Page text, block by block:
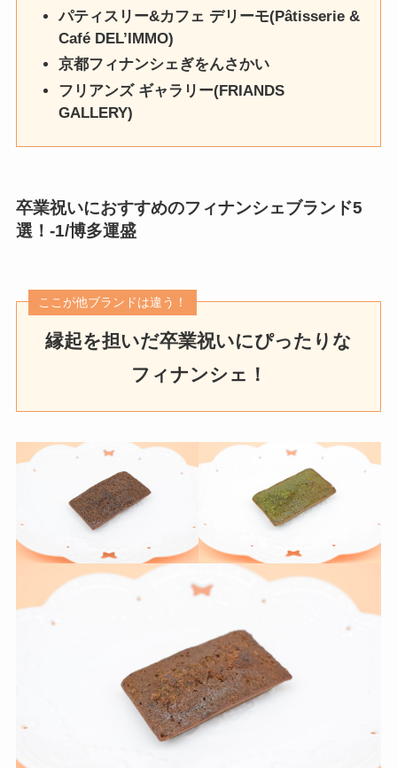
パティスリー&カフェ デリーモ(Pâtisserie &
Café DEL’IMMO)
京都フィナンシェぎをんさかい
フリアンズ ギャラリー(FRIANDS
GALLERY)
卒業祝いにおすすめのフィナンシェブランド5
選！ -1/博多運盛
ここが他ブランドは違う！
縁起を担いだ卒業祝いにぴったりな
フィナンシェ ！